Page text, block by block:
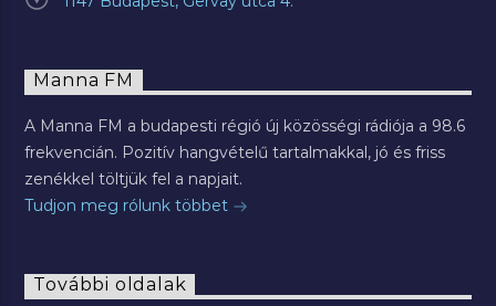
Manna FM
A Manna FM a budapesti régió új közösségi rádiója a 98.6
frekvencián. Pozitív hangvételű tartalmakkal, jó és friss
zenékkel töltjük fel a napjait.
Tudjon meg rólunk többet
További oldalak